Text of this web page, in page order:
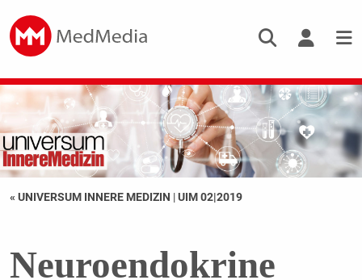
« UNIVERSUM INNERE MEDIZIN |UIM 02|2019
Neuroendokrine